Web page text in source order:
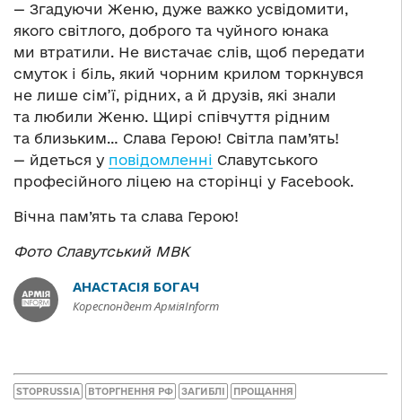
— Згадуючи Женю, дуже важко усвідомити,
якого світлого, доброго та чуйного юнака
ми втратили. Не вистачає слів, щоб передати
смуток і біль, який чорним крилом торкнувся
не лише сім’ї, рідних, а й друзів, які знали
та любили Женю. Щирі співчуття рідним
та близьким… Слава Герою! Світла пам’ять!
— йдеться у повідомленні Славутського
професійного ліцею на сторінці у Facebook.
Вічна пам’ять та слава Герою!
Фото Славутський МВК
АНАСТАСІЯ БОГАЧ
Кореспондент АрміяInform
STOPRUSSIA ВТОРГНЕННЯ РФ ЗАГИБЛІ ПРОЩАННЯ